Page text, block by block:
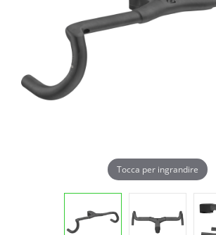
Tocca per ingrandire